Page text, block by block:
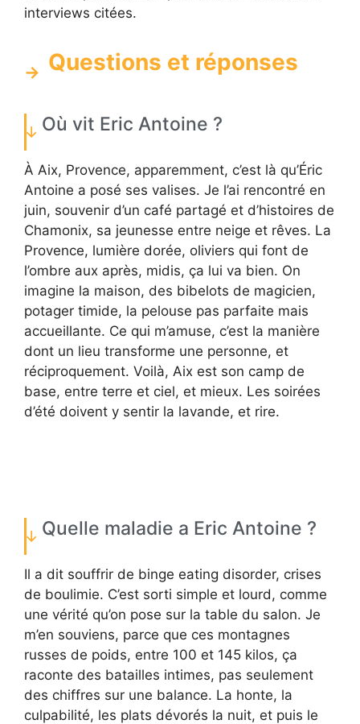
interviews citées.
Questions et réponses
Où vit Eric Antoine ?
À Aix, Provence, apparemment, c’est là qu’Éric
Antoine a posé ses valises. Je l’ai rencontré en
juin, souvenir d’un café partagé et d’histoires de
Chamonix, sa jeunesse entre neige et rêves. La
Provence, lumière dorée, oliviers qui font de
l’ombre aux après, midis, ça lui va bien. On
imagine la maison, des bibelots de magicien,
potager timide, la pelouse pas parfaite mais
accueillante. Ce qui m’amuse, c’est la manière
dont un lieu transforme une personne, et
réciproquement. Voilà, Aix est son camp de
base, entre terre et ciel, et mieux. Les soirées
d’été doivent y sentir la lavande, et rire.
Quelle maladie a Eric Antoine ?
Il a dit souffrir de binge eating disorder, crises
de boulimie. C’est sorti simple et lourd, comme
une vérité qu’on pose sur la table du salon. Je
m’en souviens, parce que ces montagnes
russes de poids, entre 100 et 145 kilos, ça
raconte des batailles intimes, pas seulement
des chiffres sur une balance. La honte, la
culpabilité, les plats dévorés la nuit, et puis le